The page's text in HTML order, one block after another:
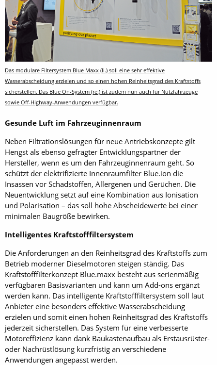
Das modulare Filtersystem Blue Maxx (li.) soll eine sehr effektive
Wasserabscheidung erzielen und so einen hohen Reinheitsgrad des Kraftstoffs
sicherstellen. Das Blue On-System (re.) ist zudem nun auch für Nutzfahrzeuge
sowie Off-Highway-Anwendungen verfügbar.
Gesunde Luft im Fahrzeuginnenraum
Neben Filtrationslösungen für neue Antriebskonzepte gilt
Hengst als ebenso gefragter Entwicklungspartner der
Hersteller, wenn es um den Fahrzeuginnenraum geht. So
schützt der elektrifizierte Innenraumfilter Blue.ion die
Insassen vor Schadstoffen, Allergenen und Gerüchen. Die
Neuentwicklung setzt auf eine Kombination aus Ionisation
und Polarisation – das soll hohe Abscheidewerte bei einer
minimalen Baugröße bewirken.
Intelligentes Kraftstofffiltersystem
Die Anforderungen an den Reinheitsgrad des Kraftstoffs zum
Betrieb moderner Dieselmotoren steigen ständig. Das
Kraftstofffilterkonzept Blue.maxx besteht aus serienmäßig
verfügbaren Basisvarianten und kann um Add-ons ergänzt
werden kann. Das intelligente Kraftstofffiltersystem soll laut
An­bieter eine besonders effektive Wasserabscheidung
erzielen und somit einen hohen Reinheitsgrad des Kraftstoffs
jederzeit sicherstellen. Das System für eine verbesserte
Motoreffizienz kann dank Baukastenaufbau als Erstausrüster-
oder Nachrüstlösung kurzfristig an verschiedene
Anwendungen angepasst werden.